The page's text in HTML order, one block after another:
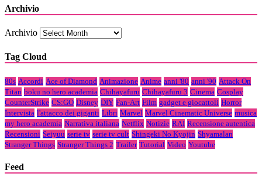
Archivio
Archivio
Tag Cloud
80s Accordi Ace of Diamond Animazione Anime anni '80 anni '90 Attack On
Titan boku no hero academia Chihayafuru Chihayafuru 3 Cinema Cosplay
CounterStrike CS:GO Disney DIY Fan-Art Film gadget e giocattoli Horror
Intervista l'attacco dei giganti Libri Marvel Marvel Cinematic Universe musica
my hero academia Narrativa italiana Netflix Notizie RAI Recensione autentica
Recensioni Seiyuu serie tv serie tv cult Shingeki No Kyojin Shyamalan
Stranger Things Stranger Things 2 Trailer Tutorial Video Youtube
Feed